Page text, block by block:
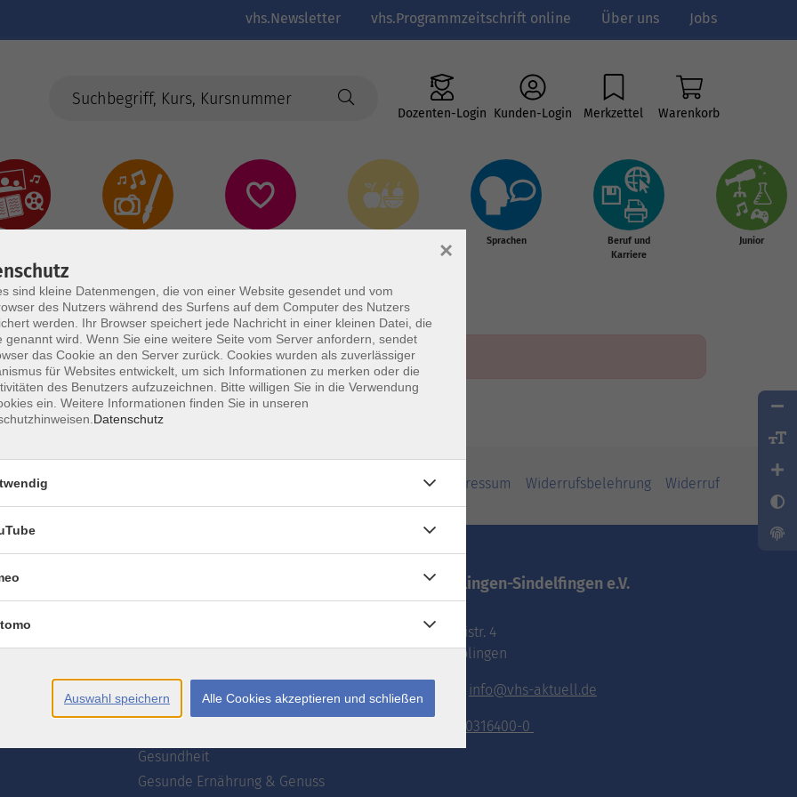
vhs.Newsletter vhs.Programmzeitschrift online Über uns Jobs
Dozenten-Login Kunden-Login Merkzettel Warenkorb
Sprachen
Beruf und
Karriere
Junior
Erklärung zur Barrierefreiheit Impressum Widerrufsbelehrung Widerruf
Akademie
Kultur
Gesundheit
Gesunde Ernährung & Genuss
vhs.Böblingen-Sindelfingen e.V.
Pestalozzistr. 4
71032 Böblingen
info@vhs-aktuell.de
070316400-0
sind kleine Datenmengen, die von einer Website gesendet und vom
des Nutzers während des Surfens auf dem Computer des Nutzers
werden. Ihr Browser speichert jede Nachricht in einer kleinen Datei, die
genannt wird. Wenn Sie eine weitere Seite vom Server anfordern, sendet
das Cookie an den Server zurück. Cookies wurden als zuverlässiger
für Websites entwickelt, um sich Informationen zu merken oder die
des Benutzers aufzuzeichnen. Bitte willigen Sie in die Verwendung
ein. Weitere Informationen finden Sie in unseren
Datenschutz
×
Auswahl speichern Alle Cookies akzeptieren und schließen